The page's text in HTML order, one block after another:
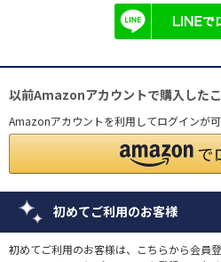
以前Amazonアカウントで購入した
Amazonアカウントを利用してログインが可
初めてご利用のお客様
初めてご利用のお客様は、こちらから会員